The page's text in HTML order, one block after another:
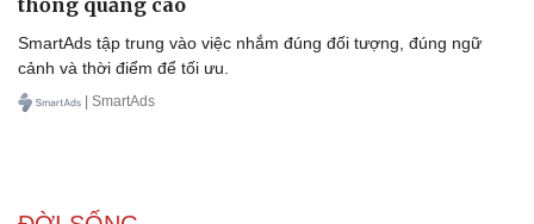
SmartAds tập trung vào việc nhắm đúng đối tượng, đúng ngữ
cảnh và thời điểm để tối ưu.
| SmartAds